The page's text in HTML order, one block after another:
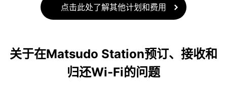
点击此处了解其他计划和费用
关于在Matsudo Station预订、接收和
归还Wi-Fi的问题